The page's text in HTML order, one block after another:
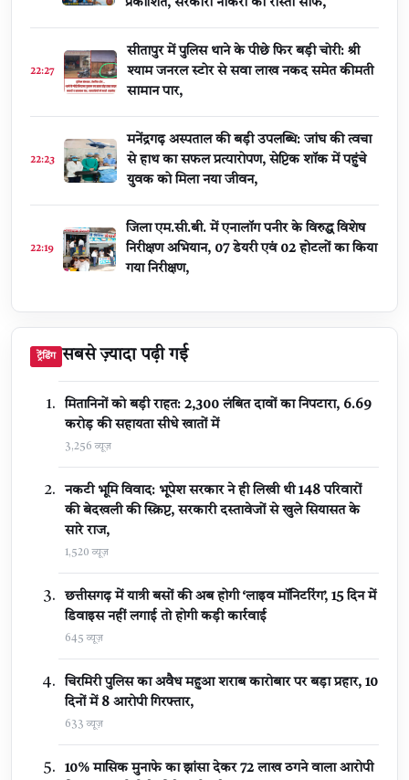
प्रकाशित, सरकारी नौकरी का रास्ता साफ,
22:27
सीतापुर में पुलिस थाने के पीछे फिर बड़ी चोरी: श्री
श्याम जनरल स्टोर से सवा लाख नकद समेत कीमती
सामान पार,
22:23
मनेंद्रगढ़ अस्पताल की बड़ी उपलब्धि: जांघ की त्वचा
से हाथ का सफल प्रत्यारोपण, सेप्टिक शॉक में पहुंचे
युवक को मिला नया जीवन,
22:19
जिला एम.सी.बी. में एनालॉग पनीर के विरुद्ध विशेष
निरीक्षण अभियान, 07 डेयरी एवं 02 होटलों का किया
गया निरीक्षण,
ट्रेंडिंग सबसे ज़्यादा पढ़ी गई
मितानिनों को बड़ी राहत: 2,300 लंबित दावों का निपटारा, ₹6.69
करोड़ की सहायता सीधे खातों में
3,256 व्यूज़
नकटी भूमि विवाद: भूपेश सरकार ने ही लिखी थी 148 परिवारों
की बेदखली की स्क्रिप्ट, सरकारी दस्तावेजों से खुले सियासत के
सारे राज,
1,520 व्यूज़
छत्तीसगढ़ में यात्री बसों की अब होगी ‘लाइव मॉनिटरिंग’, 15 दिन में
डिवाइस नहीं लगाई तो होगी कड़ी कार्रवाई
645 व्यूज़
चिरमिरी पुलिस का अवैध महुआ शराब कारोबार पर बड़ा प्रहार, 10
दिनों में 8 आरोपी गिरफ्तार,
633 व्यूज़
10% मासिक मुनाफे का झांसा देकर 72 लाख ठगने वाला आरोपी